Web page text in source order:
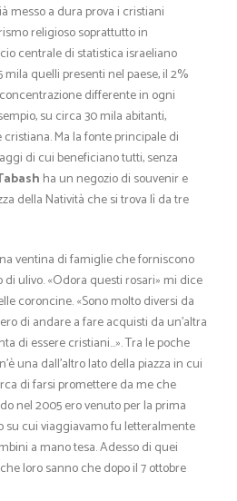
messo a dura prova i cristiani
religioso soprattutto in
centrale di statistica israeliano
mila quelli presenti nel paese, il 2%
differente in ogni
su circa 30 mila abitanti,
Ma la fonte principale di
di cui beneficiano tutti, senza
ha un negozio di souvenir e
della Natività che si trova lì da tre
ventina di famiglie che forniscono
ulivo. «Odora questi rosari» mi dice
coroncine. «Sono molto diversi da
di andare a fare acquisti da un’altra
di essere cristiani…». Tra le poche
una dall’altro lato della piazza in cui
di farsi promettere da me che
nel 2005 ero venuto per la prima
su cui viaggiavamo fu letteralmente
a mano tesa. Adesso di quei
loro sanno che dopo il 7 ottobre